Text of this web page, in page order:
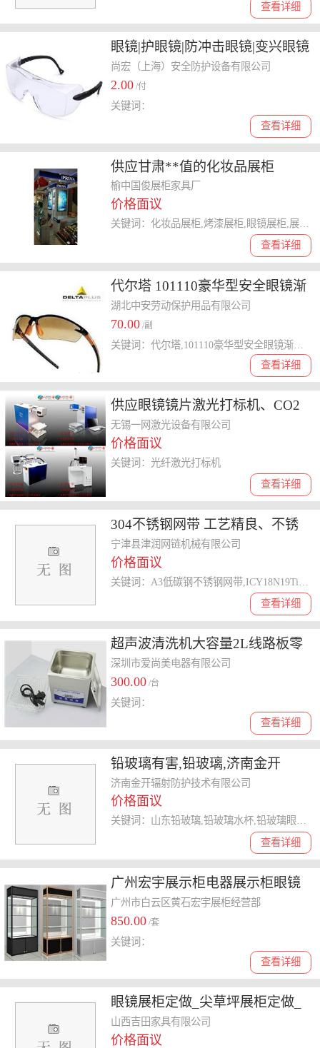
查看详细
眼镜|护眼镜|防冲击眼镜|变兴眼镜
尚宏（上海）安全防护设备有限公司
2.00 /付
查看详细
关键词：
供应甘肃**值的化妆品展柜
榆中国俊展柜家具厂
价格面议
查看详细
关键词：化妆品展柜,烤漆展柜,眼镜展柜,展厅装饰
代尔塔 101110豪华型安全眼镜渐
变色 FUJI2 GRADIENT）
湖北中安劳动保护用品有限公司
70.00 /副
查看详细
供应眼镜镜片激光打标机、CO2
激光打标机、眼镜镜架激光打标
机
无锡一网激光设备有限公司
价格面议
查看详细
关键词：光纤激光打标机
304不锈钢网带 工艺精良、不锈
钢网带、津润网链*品质
宁津县津润网链机械有限公司
价格面议
查看详细
超声波清洗机大容量2L线路板零
件眼镜清洗洁机器
深圳市爱尚美电器有限公司
300.00 /台
查看详细
关键词：
铅玻璃有害,铅玻璃,济南金开
济南金开辐射防护技术有限公司
价格面议
查看详细
关键词：山东铅玻璃,铅玻璃水杯,铅玻璃眼镜,铅玻璃
广州宏宇展示柜电器展示柜眼镜
展示柜玩具展示柜工艺品展示柜
广州市白云区黄石宏宇展柜经营部
850.00 /套
查看详细
关键词：
眼镜展柜定做_尖草坪展柜定做_
吉田家具厂
山西吉田家具有限公司
价格面议